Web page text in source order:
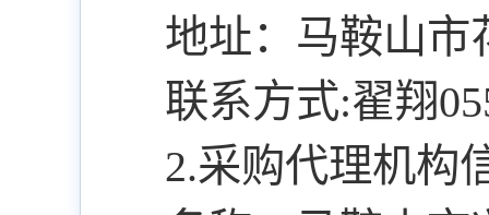
地址：马鞍山市
联系方式:翟翔
2.采购代理机构